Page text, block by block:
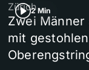
2 Min
Zürich
Zwei
mit